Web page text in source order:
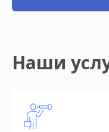
Наши